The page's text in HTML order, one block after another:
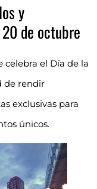
y
de octubre
el Día de la
de rendir
exclusivas para
únicos.